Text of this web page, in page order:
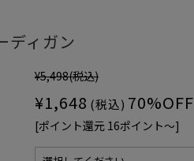
ディガン
¥5,498(税込)
¥1,648 (税込) 70%OFF
[ポイント還元 16ポイント〜]